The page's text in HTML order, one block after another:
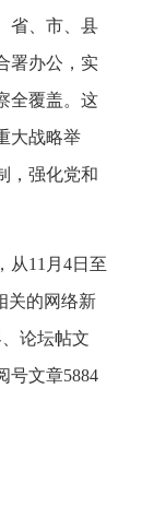
省、市、县
署办公，实
全覆盖。这
大战略举
，强化党和
从11月4日至
关的网络新
论坛帖文
号文章5884